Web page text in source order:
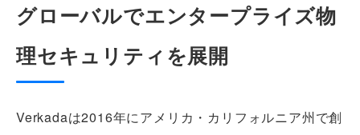
グローバルでエンタープライズ物
理セキュリティを展開
Verkadaは2016年にアメリカ・カリフォルニア州で創